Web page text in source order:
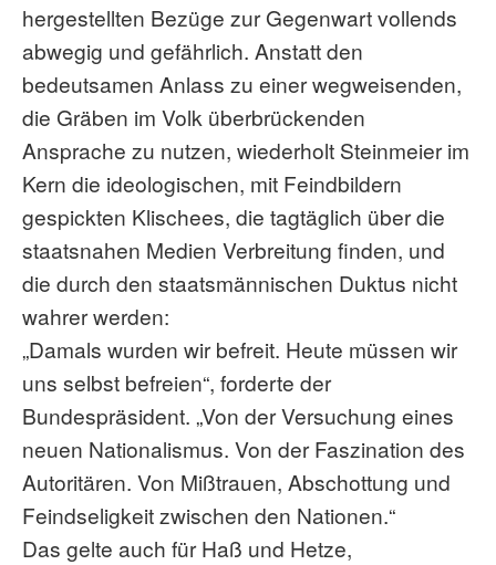
hergestellten Bezüge zur Gegenwart vollends
abwegig und gefährlich. Anstatt den
bedeutsamen Anlass zu einer wegweisenden,
die Gräben im Volk überbrückenden
Ansprache zu nutzen, wiederholt Steinmeier im
Kern die ideologischen, mit Feindbildern
gespickten Klischees, die tagtäglich über die
staatsnahen Medien Verbreitung finden, und
die durch den staatsmännischen Duktus nicht
wahrer werden:
„Damals wurden wir befreit. Heute müssen wir
uns selbst befreien“, forderte der
Bundespräsident. „Von der Versuchung eines
neuen Nationalismus. Von der Faszination des
Autoritären. Von Mißtrauen, Abschottung und
Feindseligkeit zwischen den Nationen.“
Das gelte auch für Haß und Hetze,